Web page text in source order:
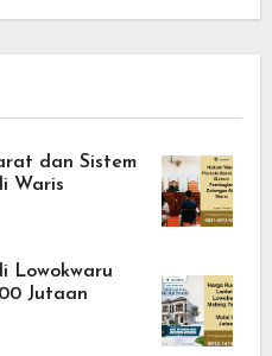
dan Sistem
Waris
Lowokwaru
Jutaan